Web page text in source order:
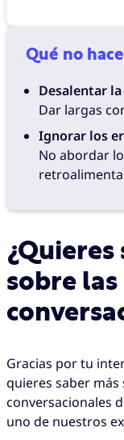
Qué no
Desalentar
Dar largas
Ignorar los
No abordar
¿Quieres
sobre
Gracias por tu
quieres saber
conversacionales
uno de nuestros